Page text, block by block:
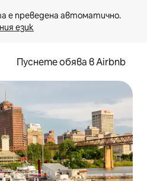
език
Пуснете обява в Airbnb